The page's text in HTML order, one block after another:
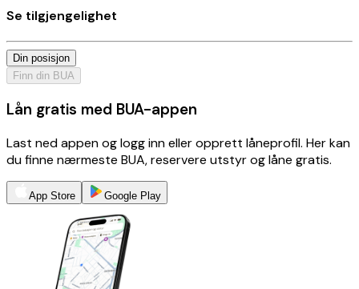
Se tilgjengelighet
Din posisjon
Finn din BUA
Lån gratis med BUA-appen
Last ned appen og logg inn eller opprett låneprofil. Her kan
du finne nærmeste BUA, reservere utstyr og låne gratis.
App Store Google Play